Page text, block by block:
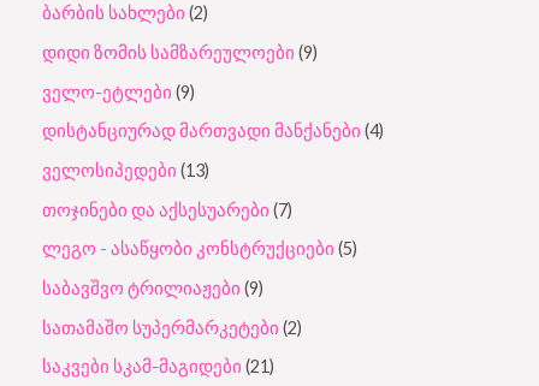
ბარბის სახლები 2
დიდი ზომის სამზარეულოები 9
ველო-ეტლები 9
დისტანციურად მართვადი მანქანები 4
ველოსიპედები 13
თოჯინები და აქსესუარები 7
ლეგო - ასაწყობი კონსტრუქციები 5
საბავშვო ტრილიაჟები 9
სათამაშო სუპერმარკეტები 2
საკვები სკამ-მაგიდები 21